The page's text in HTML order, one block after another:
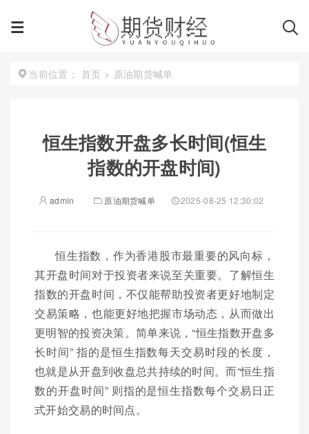
当前位置： 首页 > 原油期货喊单
恒生指数开盘多长时间(恒生
指数的开盘时间)
admin 原油期货喊单 2025-08-25 12:30:02
恒生指数，作为香港股市最重要的风向标，
其开盘时间对于投资者来说至关重要。了解恒生
指数的开盘时间，不仅能帮助投资者更好地制定
交易策略，也能更好地把握市场动态，从而做出
更明智的投资决策。简单来说，“恒生指数开盘多
长时间” 指的是恒生指数每天交易时段的长度，
也就是从开盘到收盘总共持续的时间。而“恒生指
数的开盘时间” 则指的是恒生指数每个交易日正
式开始交易的时间点。